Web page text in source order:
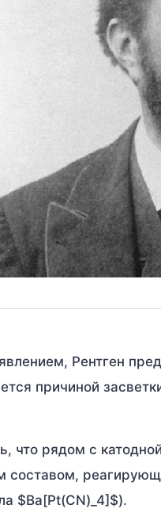
Рентген
причиной
что рядом с
составом,
$Ba[Pt(CN)_4]$).